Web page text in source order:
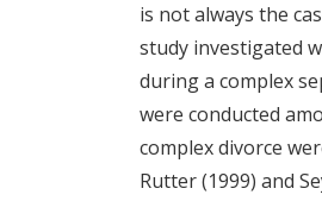
is not always the
study investigated
during a complex
were conducted
complex divorce
Rutter (1999) and